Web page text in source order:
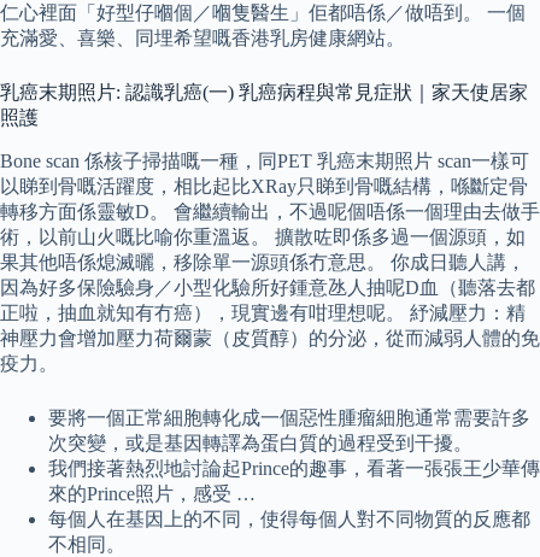
仁心裡面「好型仔嗰個／嗰隻醫生」佢都唔係／做唔到。 一個
充滿愛、喜樂、同埋希望嘅香港乳房健康網站。
乳癌末期照片: 認識乳癌(一) 乳癌病程與常見症狀｜家天使居家
照護
Bone scan 係核子掃描嘅一種，同PET 乳癌末期照片 scan一樣可
以睇到骨嘅活躍度，相比起比XRay只睇到骨嘅結構，喺斷定骨
轉移方面係靈敏D。 會繼續輸出，不過呢個唔係一個理由去做手
術，以前山火嘅比喻你重溫返。 擴散咗即係多過一個源頭，如
果其他唔係熄滅曬，移除單一源頭係冇意思。 你成日聽人講，
因為好多保險驗身／小型化驗所好鍾意氹人抽呢D血（聽落去都
正啦，抽血就知有冇癌），現實邊有咁理想呢。 紓減壓力：精
神壓力會增加壓力荷爾蒙（皮質醇）的分泌，從而減弱人體的免
疫力。
要將一個正常細胞轉化成一個惡性腫瘤細胞通常需要許多
次突變，或是基因轉譯為蛋白質的過程受到干擾。
我們接著熱烈地討論起Prince的趣事，看著一張張王少華傳
來的Prince照片，感受 …
每個人在基因上的不同，使得每個人對不同物質的反應都
不相同。